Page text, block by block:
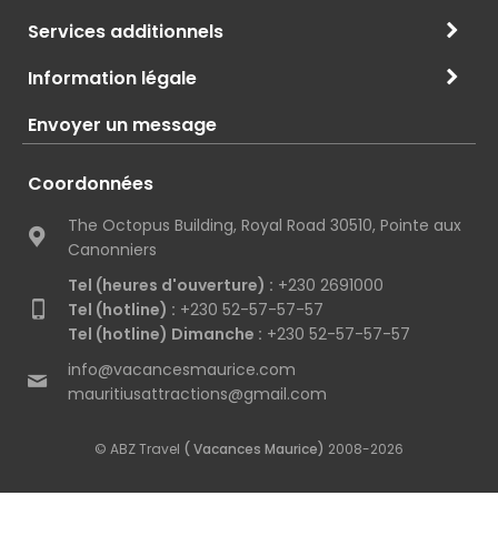
Services additionnels
Information légale
Envoyer un message
Coordonnées
The Octopus Building, Royal Road 30510, Pointe aux
Canonniers
Tel (heures d'ouverture) : +230 2691000
Tel (hotline) : +230 52-57-57-57
Tel (hotline) Dimanche : +230 52-57-57-57
info@vacancesmaurice.com
mauritiusattractions@gmail.com
© ABZ Travel ( Vacances Maurice) 2008-2026